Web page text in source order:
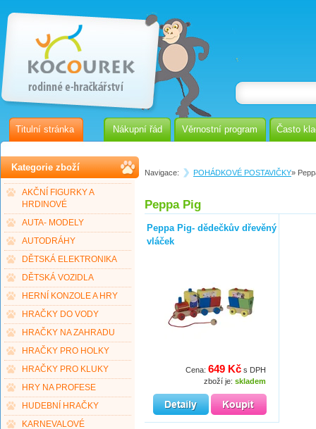
Titulní stránka Nákupní řád Věrnostní program Často
Kategorie zboží
AKČNÍ FIGURKY A
HRDINOVÉ
AUTA- MODELY
AUTODRÁHY
DĚTSKÁ ELEKTRONIKA
DĚTSKÁ VOZIDLA
HERNÍ KONZOLE A HRY
HRAČKY DO VODY
HRAČKY NA ZAHRADU
HRAČKY PRO HOLKY
HRAČKY PRO KLUKY
HRY NA PROFESE
HUDEBNÍ HRAČKY
KARNEVALOVÉ
Navigace: POHÁDKOVÉ POSTAVIČKY»
Peppa Pig
Peppa Pig- dědečkův dřevěný
vláček
Cena: 649 Kč s DPH
zboží je: skladem